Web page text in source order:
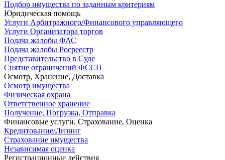
Подбор имущества по заданным критериям
Юридическая помощь
Услуги Арбитражного/Финансового управляющего
Услуги Организатора торгов
Подача жалобы ФАС
Подача жалобы Росреестр
Представительство в Суде
Снятие ограничений ФССП
Осмотр, Хранение, Доставка
Осмотр имущества
Физическая охрана
Ответственное хранение
Получение, Погрузка, Отправка
Финансовые услуги, Страхование, Оценка
Кредитование/Лизинг
Страхование имущества
Независимая оценка
Регистрационные действия